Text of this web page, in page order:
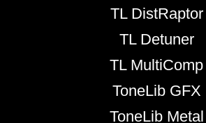
TL DistRaptor
TL Detuner
TL MultiComp
ToneLib GFX
ToneLib Metal